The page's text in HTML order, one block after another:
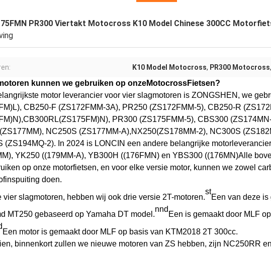
PR300 Viertakt Motocross K10 Model Chinese 300CC
K10 Model Motocross, PR300 Motocross,
kunnen we gebruiken op onzeMotocrossFietsen?
motor leverancier voor vier slagmotoren is ZONGSHEN, we
L), CB250-F (ZS172FMM-3A), PR250 (ZS172FMM-5), CB250-R
N),CB300RL(ZS175FM)N), PR300 (ZS175FMM-5), CBS300
NC250S (ZS177MM-A),NX250(ZS178M M-2), NC300S
(ZS194MQ-2). In 2024 is LONCIN een andere belangrijke
YK250 ((179MM-A), YB300H ((176FMN) en YBS300 ((176MN)Alle
op onze motorfietsen, en voor elke versie motor, kunnen we zowel
doen.
vier slagmotoren, hebben wij ook drie versie 2T-motoren.
st
Een van deze
MT250 gebaseerd op Yamaha DT model.
nnd
Een is gemaakt door MLF
Een motor is gemaakt door MLF op basis van KTM2018 2T 300cc.
binnenkort zullen we nieuwe motoren van ZS hebben, zijn NC250RR